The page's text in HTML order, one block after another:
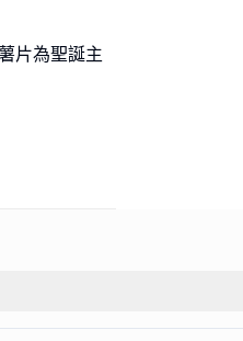
片為聖誕主